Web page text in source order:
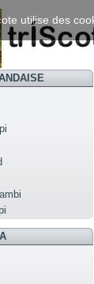
utilise des